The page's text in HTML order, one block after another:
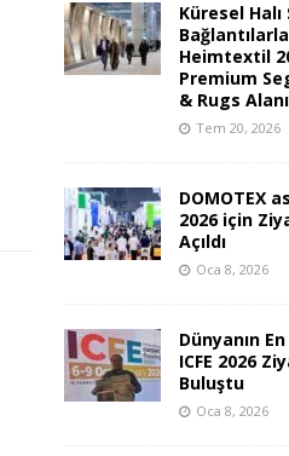
Küresel Halı
Heimtextil
Premium
& Rugs
Tem 20, 2026
DOMOTEX
2026 için
Açıldı
Oca 8, 2026
Dünyanın
ICFE 2026
Buluştu
Oca 8, 2026